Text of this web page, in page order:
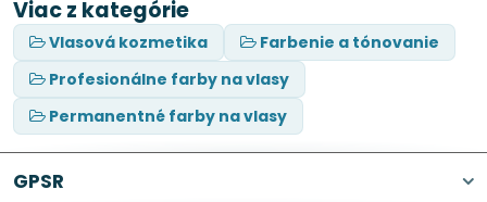
Viac z kategórie
Vlasová kozmetika
Farbenie a tónovanie
Profesionálne farby na vlasy
Permanentné farby na vlasy
GPSR